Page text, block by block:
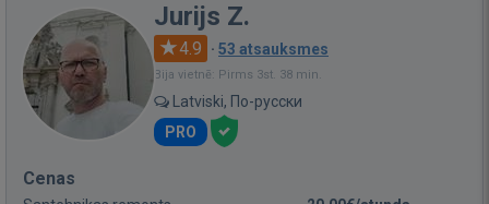
Jurijs Z.
4.9 · 53 atsauksmes
Bija vietnē: Pirms 3st. 38 min.
Latviski, По-русски
PRO
Cenas